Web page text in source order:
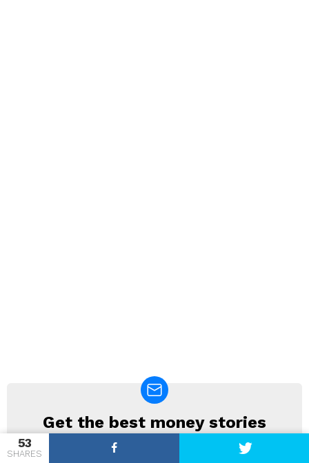
53
SHARES
NEWSLETTER
Get the best money stories
straight into your inbox!